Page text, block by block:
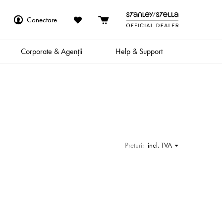
Conectare
Corporate & Agenții Help & Support
Preturi: incl. TVA